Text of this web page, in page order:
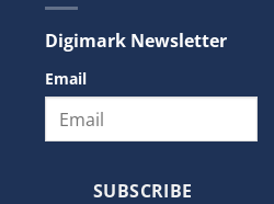
Digimark Newsletter
Email
SUBSCRIBE